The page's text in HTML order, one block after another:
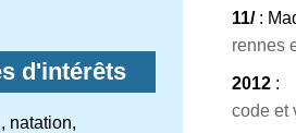
d'intérêts
natation,
11/:
rennes
2012 :
code et